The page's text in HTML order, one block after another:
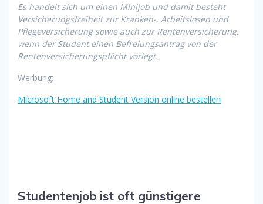
Es handelt sich um einen Minijob und damit besteht
Versicherungsfreiheit zur Kranken-, Arbeitslosen und
Pflegeversicherung sowie auch zur Rentenversicherung,
wenn der Student einen Befreiungsantrag von der
Rentenversicherungspflicht vorlegt.
Werbung:
Microsoft Home and Student Version online bestellen
Studentenjob ist oft günstigere